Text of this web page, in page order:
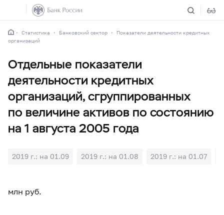
Статистика Банковский сектор
Показатели деятельности кредитных
организаций
Отдельные показатели
деятельности кредитных
организаций, сгруппированных
по величине активов по состоянию
на 1 августа 2005 года
2019 г.: на 01.09 2019 г.: на 01.08 2019 г.: на 01.07
млн руб.